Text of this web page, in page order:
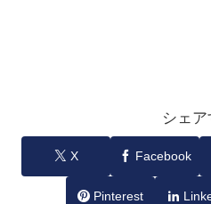
シェア
X Facebook
Pinterest